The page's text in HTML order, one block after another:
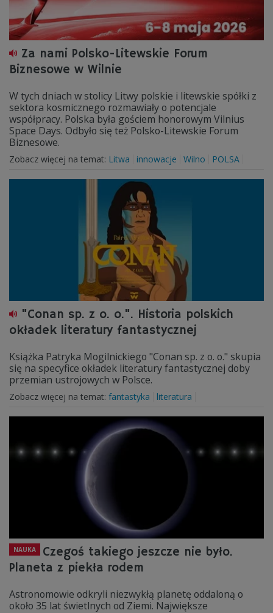
Za nami Polsko-Litewskie Forum
Biznesowe w Wilnie
W tych dniach w stolicy Litwy polskie i litewskie spółki z
sektora kosmicznego rozmawiały o potencjale
współpracy. Polska była gościem honorowym Vilnius
Space Days. Odbyło się też Polsko-Litewskie Forum
Biznesowe.
Zobacz więcej na temat: Litwa innowacje Wilno POLSA
"Conan sp. z o. o.". Historia polskich
okładek literatury fantastycznej
Książka Patryka Mogilnickiego "Conan sp. z o. o." skupia
się na specyfice okładek literatury fantastycznej doby
przemian ustrojowych w Polsce.
Zobacz więcej na temat: fantastyka literatura
NAUKA
Czegoś takiego jeszcze nie było.
Planeta z piekła rodem
Astronomowie odkryli niezwykłą planetę oddaloną o
około 35 lat świetlnych od Ziemi. Największe